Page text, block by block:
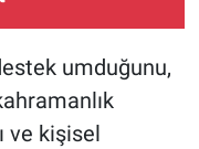
umduğunu,
ve kişisel